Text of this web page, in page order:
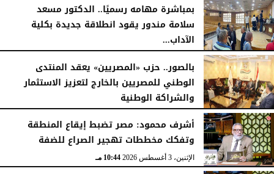
بمباشرة مهامه رسميًا.. الدكتور مسعد
سلامة مندور يقود انطلاقة جديدة بكلية
الآداب...
الأربعاء، 5 أغسطس 2026
بالصور.. حزب «المصريين» يعقد المنتدى
الوطني للمصريين بالخارج لتعزيز الاستثمار
والشراكة الوطنية
الثلاثاء، 4 أغسطس 2026
أشرف محمود: مصر تضبط إيقاع المنطقة
وتفكك مخططات تهجير الصراع للضفة
الإثنين، 3 أغسطس 2026 10:44 مـ